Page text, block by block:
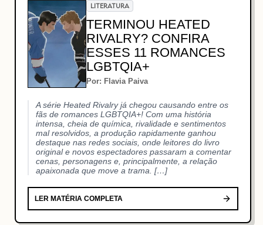
LITERATURA
TERMINOU HEATED
RIVALRY? CONFIRA
ESSES 11 ROMANCES
LGBTQIA+
Por: Flavia Paiva
A série Heated Rivalry já chegou causando entre os
fãs de romances LGBTQIA+! Com uma história
intensa, cheia de química, rivalidade e sentimentos
mal resolvidos, a produção rapidamente ganhou
destaque nas redes sociais, onde leitores do livro
original e novos espectadores passaram a comentar
cenas, personagens e, principalmente, a relação
apaixonada que move a trama. […]
LER MATÉRIA COMPLETA